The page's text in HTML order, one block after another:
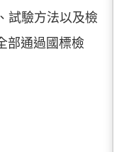
試驗方法以及檢
部通過國標檢